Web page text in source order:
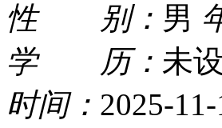
性 别： 男
学 历： 未
时间： 2025-11-